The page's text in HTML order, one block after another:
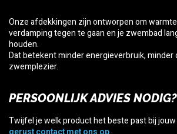
Onze afdekkingen zijn ontworpen om
verdamping tegen te gaan en je zwembad
houden.
Dat betekent minder energieverbruik,
zwemplezier.
PERSOONLIJK ADVIES NODIG?
Twijfel je welk product het beste past bij